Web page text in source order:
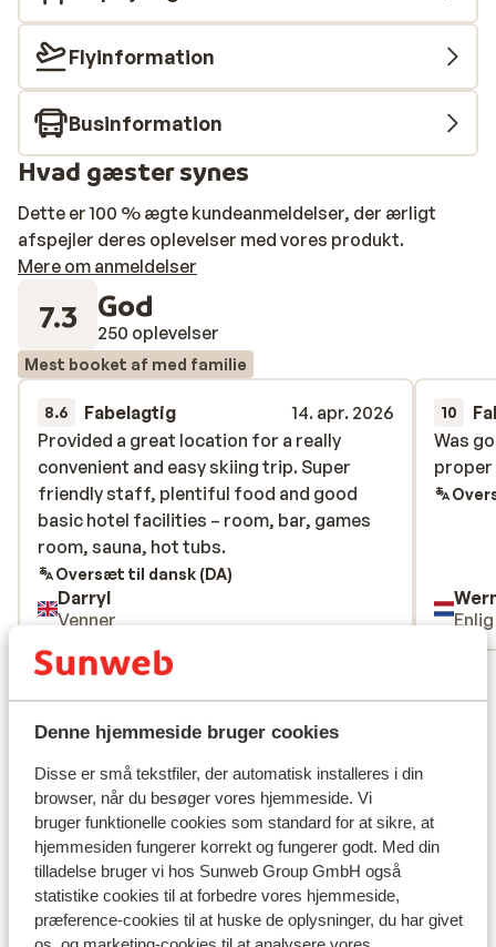
Denne hjemmeside bruger cookies
Disse er små tekstfiler, der automatisk installeres i din
browser, når du besøger vores hjemmeside. Vi
bruger funktionelle cookies som standard for at sikre, at
hjemmesiden fungerer korrekt og fungerer godt. Med din
tilladelse bruger vi hos Sunweb Group GmbH også
statistike cookies til at forbedre vores hjemmeside,
præference-cookies til at huske de oplysninger, du har givet
Flyinformation
Businformation
Hvad gæster synes
Dette er 100 % ægte kundeanmeldelser, der ærligt
afspejler deres oplevelser med vores produkt.
Mere om anmeldelser
7.3 God
250 oplevelser
Mest booket af med familie
8.6 Fabelagtig
14. apr. 2026
Provided a great location for a really
convenient and easy skiing trip. Super
friendly staff, plentiful food and good
basic hotel facilities – room, bar, games
room, sauna, hot tubs.
Provided a great location for a really
convenient and easy skiing trip. Super
friendly staff, plentiful food and good
basic hotel facilities – room, bar, games
room, sauna, hot tubs.
Oversæt til dansk (DA)
Darryl
Venner
10
Was
proper
Was
proper
Se alle 250 anmeldelser
Se på kort